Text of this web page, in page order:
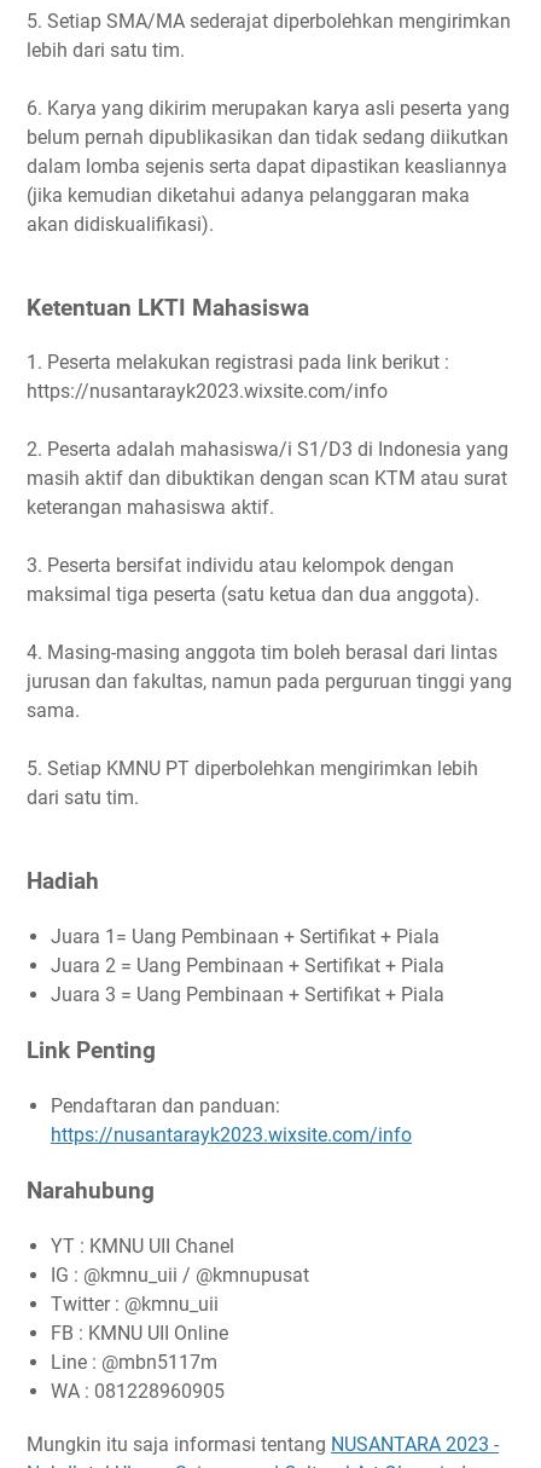
5. Setiap SMA/MA sederajat diperbolehkan mengirimkan
lebih dari satu tim.
6. Karya yang dikirim merupakan karya asli peserta yang
belum pernah dipublikasikan dan tidak sedang diikutkan
dalam lomba sejenis serta dapat dipastikan keasliannya
(jika kemudian diketahui adanya pelanggaran maka
akan didiskualifikasi).
Ketentuan LKTI Mahasiswa
1. Peserta melakukan registrasi pada link berikut :
https://nusantarayk2023.wixsite.com/info
2. Peserta adalah mahasiswa/i S1/D3 di Indonesia yang
masih aktif dan dibuktikan dengan scan KTM atau surat
keterangan mahasiswa aktif.
3. Peserta bersifat individu atau kelompok dengan
maksimal tiga peserta (satu ketua dan dua anggota).
4. Masing-masing anggota tim boleh berasal dari lintas
jurusan dan fakultas, namun pada perguruan tinggi yang
sama.
5. Setiap KMNU PT diperbolehkan mengirimkan lebih
dari satu tim.
Hadiah
Juara 1= Uang Pembinaan + Sertifikat + Piala
Juara 2 = Uang Pembinaan + Sertifikat + Piala
Juara 3 = Uang Pembinaan + Sertifikat + Piala
Link Penting
Pendaftaran dan panduan:
https://nusantarayk2023.wixsite.com/info
Narahubung
YT : KMNU UII Chanel
IG : @kmnu_uii / @kmnupusat
Twitter : @kmnu_uii
FB : KMNU UII Online
Line : @mbn5117m
WA : 081228960905
Mungkin itu saja informasi tentang NUSANTARA 2023 -